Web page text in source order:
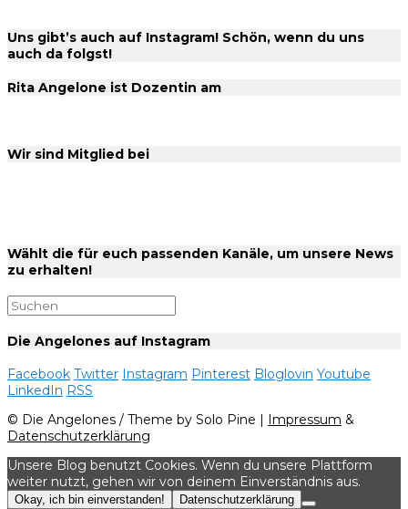
Uns gibt’s auch auf Instagram! Schön, wenn du uns
auch da folgst!
Rita Angelone ist Dozentin am
Wir sind Mitglied bei
Wählt die für euch passenden Kanäle, um unsere News
zu erhalten!
Die Angelones auf Instagram
Facebook Twitter Instagram Pinterest Bloglovin Youtube
LinkedIn RSS
© Die Angelones / Theme by Solo Pine | Impressum &
Datenschutzerklärung
Unsere Blog benutzt Cookies. Wenn du unsere Plattform
weiter nutzt, gehen wir von deinem Einverständnis aus.
Okay, ich bin einverstanden! Datenschutzerklärung